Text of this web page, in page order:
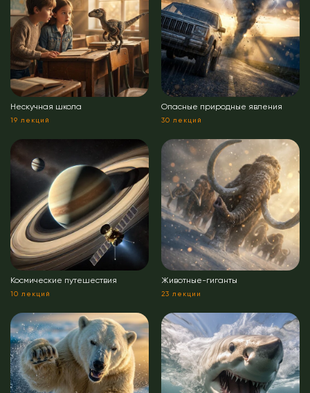
19 лекций
Нескучная школа
30 лекций
Опасные природные явления
10 лекций
Космические путешествия
23 лекции
Животные-гиганты